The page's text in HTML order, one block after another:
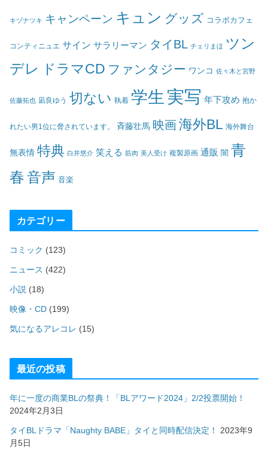
キヅナツキ キャンペーン キュン グッズ コラボカフェ
コンティニュエ サイン サラリーマン タイBL チェリまほ ツン
デレ
ドラマCD ファンタジー ワンコ 佐々木と宮野
佐藤拓也 凪良ゆう 切ない 執着 学生 実写 年下攻め 抱か
れたい男1位に脅されています。 斉藤壮馬 映画海外BL 海外舞台
無表情 特典 白井悠介 笑える 筋肉 美人受け 複製原画 通販 闇 青
春音声 音楽
カテゴリー
コミック (123)
ニュース (422)
小説 (18)
映像・CD (199)
気になるアレコレ (15)
最近の投稿
年に一度の商業BLの祭典！「BLアワード2024」2/2投票開始！
2024年2月3日
タイBLドラマ「Naughty BABE」タイと同時配信決定！
2023年9
月5日